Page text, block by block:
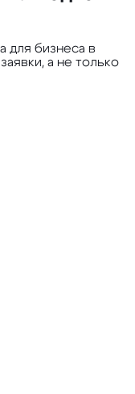
для бизнеса в
а не только